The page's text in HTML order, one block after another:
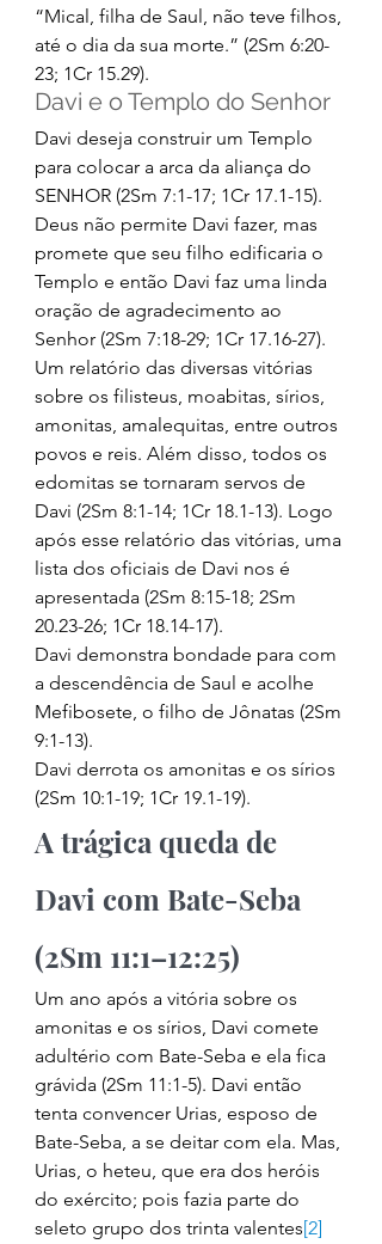
“Mical, filha de Saul, não teve filhos,
até o dia da sua morte.” (2Sm 6:20-
23; 1Cr 15.29).
Davi e o Templo do Senhor
Davi deseja construir um Templo
para colocar a arca da aliança do
SENHOR (2Sm 7:1-17; 1Cr 17.1-15).
Deus não permite Davi fazer, mas
promete que seu filho edificaria o
Templo e então Davi faz uma linda
oração de agradecimento ao
Senhor (2Sm 7:18-29; 1Cr 17.16-27).
Um relatório das diversas vitórias
sobre os filisteus, moabitas, sírios,
amonitas, amalequitas, entre outros
povos e reis. Além disso, todos os
edomitas se tornaram servos de
Davi (2Sm 8:1-14; 1Cr 18.1-13). Logo
após esse relatório das vitórias, uma
lista dos oficiais de Davi nos é
apresentada (2Sm 8:15-18; 2Sm
20.23-26; 1Cr 18.14-17).
Davi demonstra bondade para com
a descendência de Saul e acolhe
Mefibosete, o filho de Jônatas (2Sm
9:1-13).
Davi derrota os amonitas e os sírios
(2Sm 10:1-19; 1Cr 19.1-19).
A trágica queda de
Davi com Bate-Seba
(2Sm 11:1–12:25)
Um ano após a vitória sobre os
amonitas e os sírios, Davi comete
adultério com Bate-Seba e ela fica
grávida (2Sm 11:1-5). Davi então
tenta convencer Urias, esposo de
Bate-Seba, a se deitar com ela. Mas,
Urias, o heteu, que era dos heróis
do exército; pois fazia parte do
seleto grupo dos trinta valentes[2]